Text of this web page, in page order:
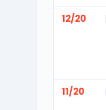
12/20
11/20